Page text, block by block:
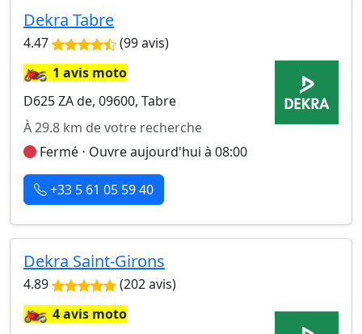
Dekra Tabre
4.47 (99 avis)
🏍️1 avis moto
D625 ZA de, 09600, Tabre
À 29.8 km de votre recherche
Fermé ⋅ Ouvre aujourd'hui à 08:00
+33 5 61 05 59 40
Dekra Saint-Girons
4.89 (202 avis)
🏍️4 avis moto